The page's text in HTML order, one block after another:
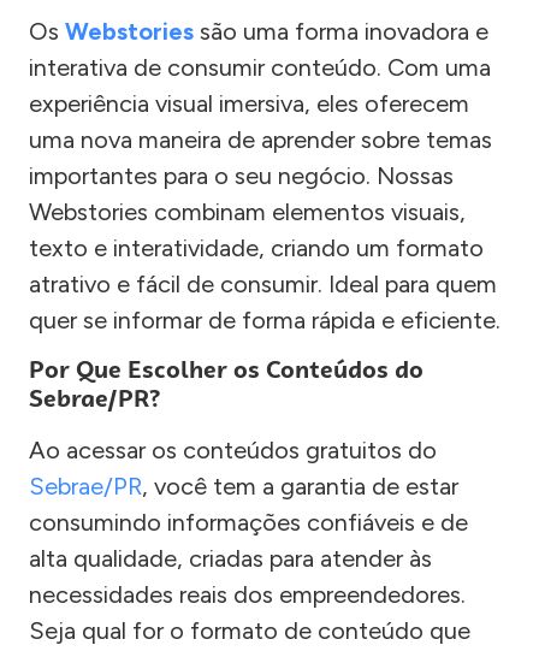
Os Webstories são uma forma inovadora e
interativa de consumir conteúdo. Com uma
experiência visual imersiva, eles oferecem
uma nova maneira de aprender sobre temas
importantes para o seu negócio. Nossas
Webstories combinam elementos visuais,
texto e interatividade, criando um formato
atrativo e fácil de consumir. Ideal para quem
quer se informar de forma rápida e eficiente.
Por Que Escolher os Conteúdos do
Sebrae/PR?
Ao acessar os conteúdos gratuitos do
Sebrae/PR, você tem a garantia de estar
consumindo informações confiáveis e de
alta qualidade, criadas para atender às
necessidades reais dos empreendedores.
Seja qual for o formato de conteúdo que